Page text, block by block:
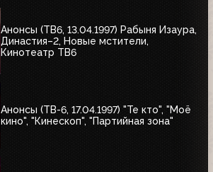
Анонсы (ТВ6, 13.04.1997) Рабыня Изаура,
Династия–2, Новые мстители,
Кинотеатр ТВ6
Анонсы (ТВ-6, 17.04.1997) "Те кто", "Моё
кино", "Кинескоп", "Партийная зона"